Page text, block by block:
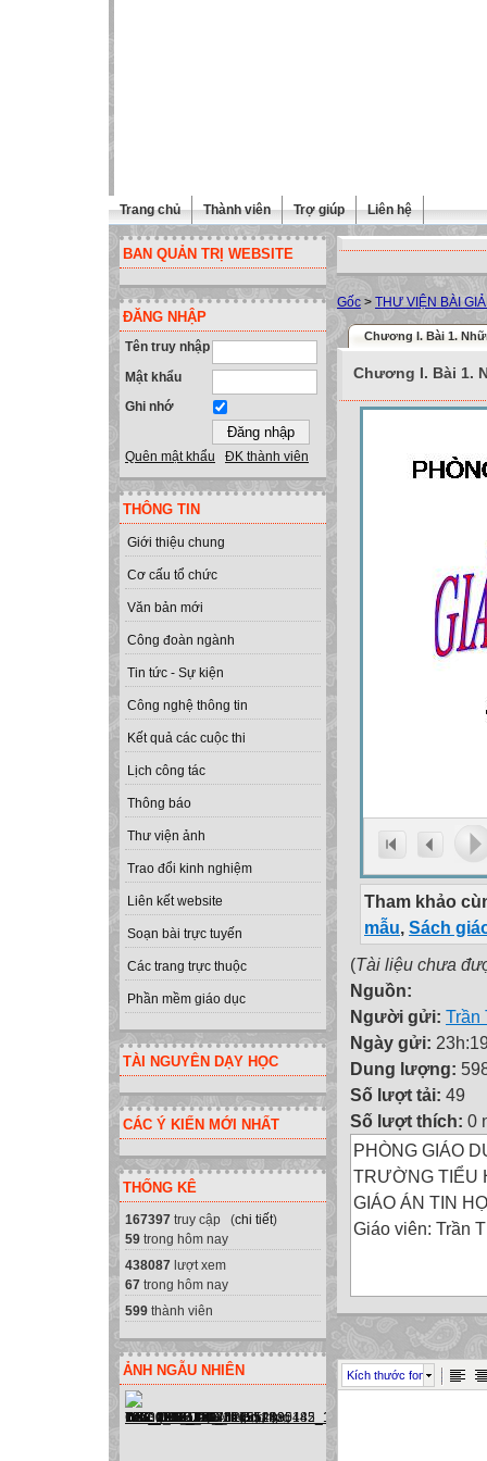
Trang chủ Thành viên Trợ giúp Liên hệ
BAN QUẢN TRỊ WEBSITE
ĐĂNG NHẬP
Tên truy nhập
Mật khẩu
Ghi nhớ
Quên mật khẩu ĐK thành viên
THÔNG TIN
Giới thiệu chung
Cơ cấu tổ chức
Văn bản mới
Công đoàn ngành
Tin tức - Sự kiện
Công nghệ thông tin
Kết quả các cuộc thi
Lịch công tác
Thông báo
Thư viện ảnh
Trao đổi kinh nghiệm
Liên kết website
Soạn bài trực tuyến
Các trang trực thuộc
Phần mềm giáo dục
TÀI NGUYÊN DẠY HỌC
CÁC Ý KIẾN MỚI NHẤT
THỐNG KÊ
167397 truy cập (chi tiết)
59 trong hôm nay
438087 lượt xem
67 trong hôm nay
599 thành viên
ẢNH NGẪU NHIÊN
Gốc > THƯ VIỆN BÀI
Chương I. Bài 1.
Chương I. Bài 1.
Tham khảo
mẫu, Sách
(Tài liệu chưa
Nguồn:
Người gửi: Trần
Ngày gửi:
Dung lượng:
Số lượt tải: 49
Số lượt thích: 0
PHÒNG GIÁO
TRƯỜNG TIỂU
GIÁO ÁN TIN
Giáo viên: Trần
Phần 2: Em tập
Phần 3: Em tập
Phần 4: Học và
Kích thước font